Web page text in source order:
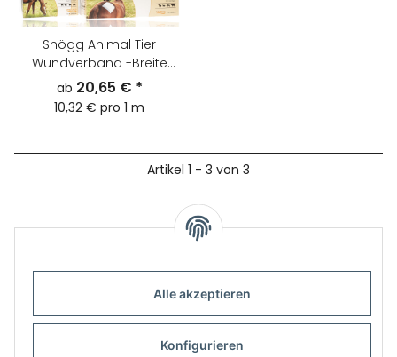
Alle akzeptieren
Konfigurieren
Snögg Animal Tier
Wundverband -Breite
wählbar-
ab 20,65 € *
10,32 € pro 1 m
Artikel 1 - 3 von 3
Informationen